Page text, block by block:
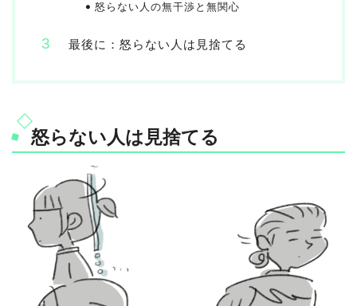
怒らない人の無干渉と無関心
最後に：怒らない人は見捨てる
怒らない人は見捨てる